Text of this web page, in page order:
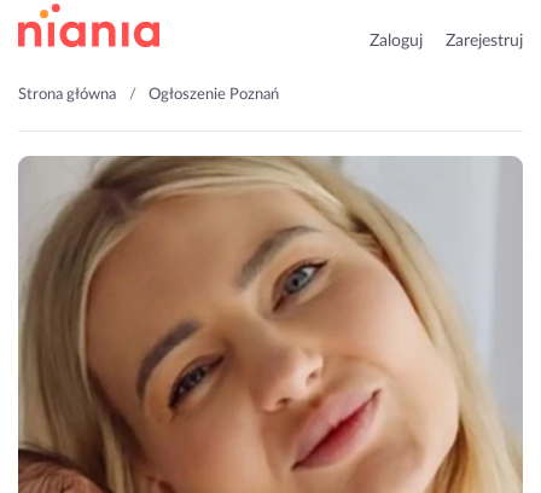
Zaloguj Zarejestruj
Strona główna Ogłoszenie Poznań